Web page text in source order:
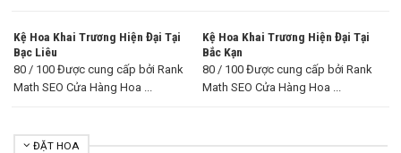
Kệ Hoa Khai Trương Hiện Đại Tại
Bạc Liêu
80 / 100 Được cung cấp bởi Rank
Math SEO Cửa Hàng Hoa ...
Kệ Hoa Khai Trương Hiện Đại Tại
Bắc Kạn
80 / 100 Được cung cấp bởi Rank
Math SEO Cửa Hàng Hoa ...
ĐẶT HOA